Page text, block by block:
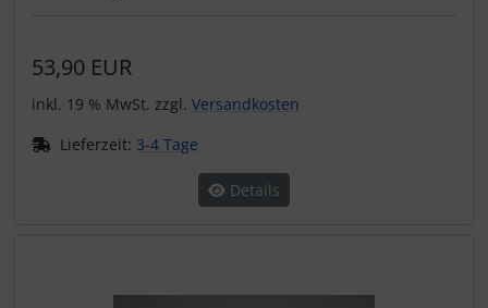
53,90 EUR
inkl. 19 % MwSt. zzgl. Versandkosten
Lieferzeit: 3-4 Tage
Details